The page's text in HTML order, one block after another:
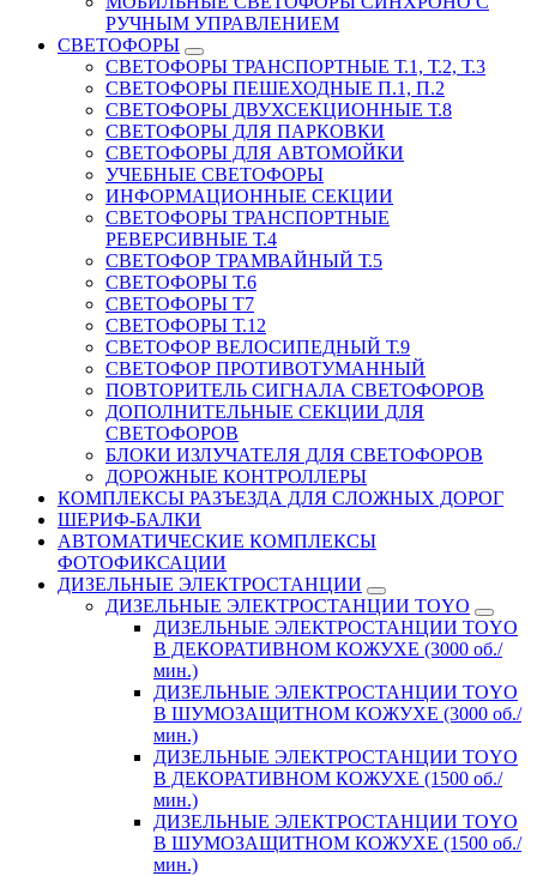
РУЧНЫМ УПРАВЛЕНИЕМ
СВЕТОФОРЫ
СВЕТОФОРЫ ТРАНСПОРТНЫЕ Т.1, Т.2, Т.3
СВЕТОФОРЫ ПЕШЕХОДНЫЕ П.1, П.2
СВЕТОФОРЫ ДВУХСЕКЦИОННЫЕ Т.8
СВЕТОФОРЫ ДЛЯ ПАРКОВКИ
СВЕТОФОРЫ ДЛЯ АВТОМОЙКИ
УЧЕБНЫЕ СВЕТОФОРЫ
ИНФОРМАЦИОННЫЕ СЕКЦИИ
СВЕТОФОРЫ ТРАНСПОРТНЫЕ
РЕВЕРСИВНЫЕ Т.4
СВЕТОФОР ТРАМВАЙНЫЙ Т.5
СВЕТОФОРЫ Т.6
СВЕТОФОРЫ Т7
СВЕТОФОРЫ Т.12
СВЕТОФОР ВЕЛОСИПЕДНЫЙ Т.9
СВЕТОФОР ПРОТИВОТУМАННЫЙ
ПОВТОРИТЕЛЬ СИГНАЛА СВЕТОФОРОВ
ДОПОЛНИТЕЛЬНЫЕ СЕКЦИИ ДЛЯ
СВЕТОФОРОВ
БЛОКИ ИЗЛУЧАТЕЛЯ ДЛЯ СВЕТОФОРОВ
ДОРОЖНЫЕ КОНТРОЛЛЕРЫ
КОМПЛЕКСЫ РАЗЪЕЗДА ДЛЯ СЛОЖНЫХ ДОРОГ
ШЕРИФ-БАЛКИ
АВТОМАТИЧЕСКИЕ КОМПЛЕКСЫ
ФОТОФИКСАЦИИ
ДИЗЕЛЬНЫЕ ЭЛЕКТРОСТАНЦИИ
ДИЗЕЛЬНЫЕ ЭЛЕКТРОСТАНЦИИ TOYO
ДИЗЕЛЬНЫЕ ЭЛЕКТРОСТАНЦИИ TOYO
В ДЕКОРАТИВНОМ КОЖУХЕ (3000 об./
мин.)
ДИЗЕЛЬНЫЕ ЭЛЕКТРОСТАНЦИИ TOYO
В ШУМОЗАЩИТНОМ КОЖУХЕ (3000 об./
мин.)
ДИЗЕЛЬНЫЕ ЭЛЕКТРОСТАНЦИИ TOYO
В ДЕКОРАТИВНОМ КОЖУХЕ (1500 об./
мин.)
ДИЗЕЛЬНЫЕ ЭЛЕКТРОСТАНЦИИ TOYO
В ШУМОЗАЩИТНОМ КОЖУХЕ (1500 об./
мин.)